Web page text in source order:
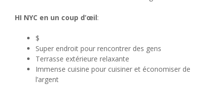
HI NYC en un coup d’œil:
$
Super endroit pour rencontrer des gens
Terrasse extérieure relaxante
Immense cuisine pour cuisiner et économiser de
l’argent